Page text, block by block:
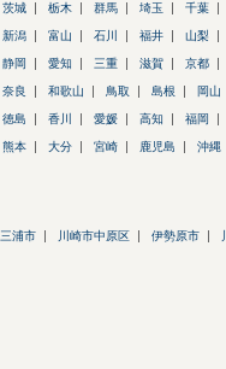
茨城 栃木 群馬 埼玉 千葉
新潟 富山 石川 福井 山梨
静岡 愛知 三重 滋賀 京都
奈良 和歌山 鳥取 島根 岡山
徳島 香川 愛媛 高知 福岡
熊本 大分 宮崎 鹿児島 沖縄
三浦市 川崎市中原区 伊勢原市